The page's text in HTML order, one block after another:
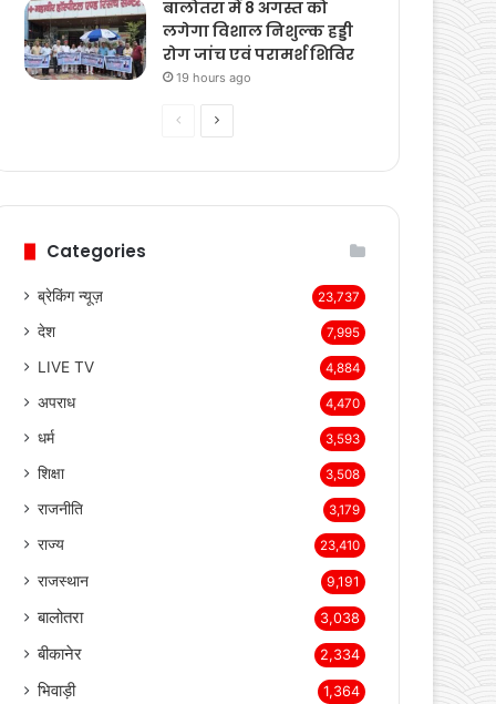
सारस्वत के सतत प्रयास लाए
रंग
17 hours ago
बालोतरा में 8 अगस्त को
लगेगा विशाल निशुल्क हड्डी
रोग जांच एवं परामर्श शिविर
PreviousNext
Categories
ब्रेकिंग न्यूज़ 23,737
देश 7,995
LIVE TV 4,884
अपराध 4,470
धर्म 3,593
शिक्षा 3,508
राजनीति 3,179
राज्य 23,410
राजस्थान 9,191
बालोतरा 3,038